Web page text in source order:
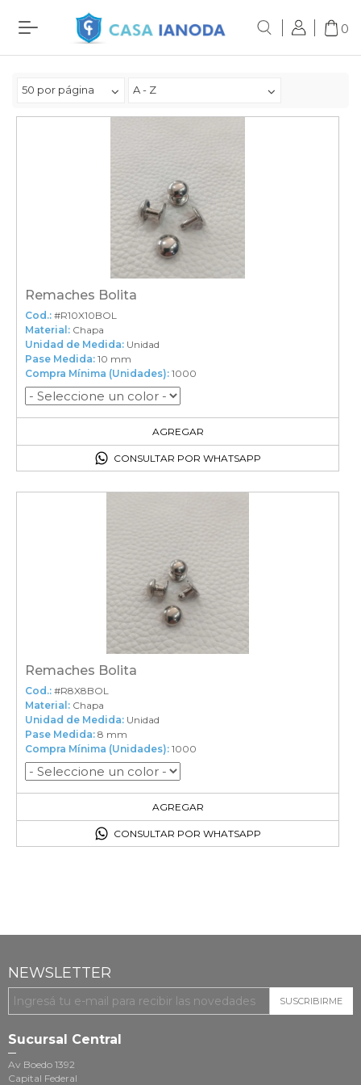
0
50 por página A - Z
Remaches Bolita
Cod.: #R10X10BOL
Material: Chapa
Unidad de Medida: Unidad
Pase Medida: 10 mm
Compra Mínima (Unidades): 1000
AGREGAR
1000en el carrito
CONSULTAR POR WHATSAPP
Remaches Bolita
Cod.: #R8X8BOL
Material: Chapa
Unidad de Medida: Unidad
Pase Medida: 8 mm
Compra Mínima (Unidades): 1000
AGREGAR
1000en el carrito
CONSULTAR POR WHATSAPP
NEWSLETTER
SUSCRIBIRME
Sucursal Central
Av Boedo 1392
Capital Federal